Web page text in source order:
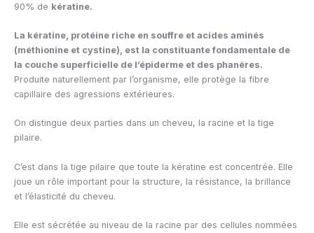
90% de kératine.
La kératine, protéine riche en souffre et acides aminés
(méthionine et cystine), est la constituante fondamentale de
la couche superficielle de l’épiderme et des phanères.
Produite naturellement par l’organisme, elle protège la fibre
capillaire des agressions extérieures.
On distingue deux parties dans un cheveu, la racine et la tige
pilaire.
C’est dans la tige pilaire que toute la kératine est concentrée. Elle
joue un rôle important pour la structure, la résistance, la brillance
et l’élasticité du cheveu.
Elle est sécrétée au niveau de la racine par des cellules nommées